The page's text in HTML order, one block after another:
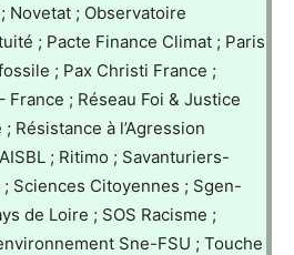
Novetat ; Observatoire
; Pacte Finance Climat ; Paris
; Pax Christi France ;
France ; Réseau Foi & Justice
Résistance à l’Agression
; Ritimo ; Savanturiers-
Sciences Citoyennes ; Sgen-
de Loire ; SOS Racisme ;
Sne-FSU ; Touche